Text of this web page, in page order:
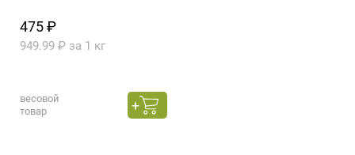
475 ₽
949.99 ₽ за 1 кг
весовой
товар